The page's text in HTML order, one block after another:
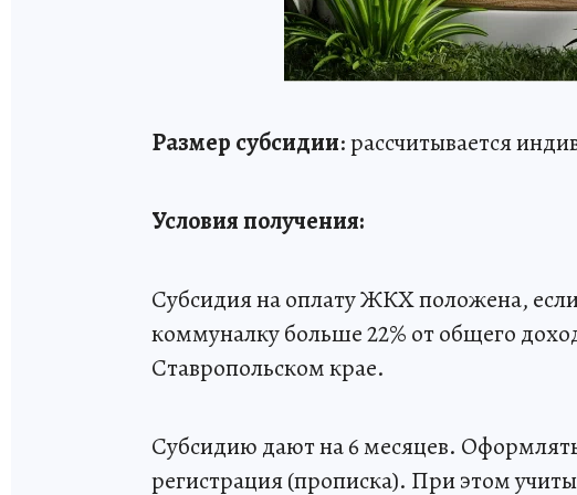
Размер субсидии: рассчитывается
Условия получения:
Субсидия на оплату ЖКХ положена,
коммуналку больше 22% от общего
Ставропольском крае.
Субсидию дают на 6 месяцев.
регистрация (прописка). При этом